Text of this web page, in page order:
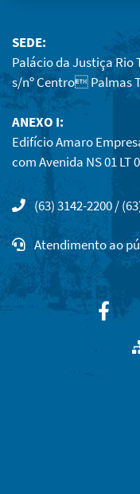
SEDE:
Palácio da Justiça
s/nº Centro Palmas
ANEXO I:
Edifício Amaro
com Avenida NS 01 LT
(63) 3142-2200 /
Atendimento ao